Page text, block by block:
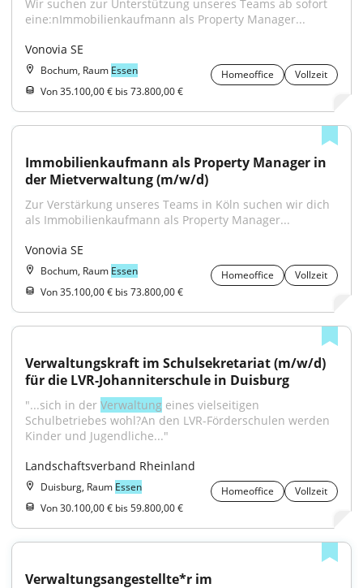
Wir suchen zur Unterstützung unseres Teams ab sofort
eine:nImmobilienkaufmann als Property Manager...
Vonovia SE
Bochum, Raum Essen Homeoffice
Vollzeit
Von 35.100,00 € bis 73.800,00 €
Immobilienkaufmann als Property Manager in
der Mietverwaltung (m/w/d)
Zur Verstärkung unseres Teams in Köln suchen wir dich
als Immobilienkaufmann als Property Manager...
Vonovia SE
Bochum, Raum Essen Homeoffice
Vollzeit
Von 35.100,00 € bis 73.800,00 €
Verwaltungskraft im Schulsekretariat (m/w/d)
für die LVR-Johanniterschule in Duisburg
"...sich in der Verwaltung eines vielseitigen
Schulbetriebes wohl?An den LVR-Förderschulen werden
Kinder und Jugendliche..."
Landschaftsverband Rheinland
Duisburg, Raum Essen Homeoffice
Vollzeit
Von 30.100,00 € bis 59.800,00 €
Verwaltungsangestellte*r im